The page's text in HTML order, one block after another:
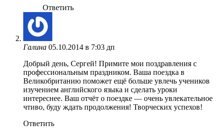
Ответить
Галина 05.10.2014 в 7:03 дп
Добрый день, Сергей! Примите мои поздравления с
профессиональным праздником. Ваша поездка в
Великобританию поможет ещё больше увлечь учеников
изучением английского языка и сделать уроки
интереснее. Ваш отчёт о поездке — очень увлекательное
чтиво, буду ждать продолжения! Творческих успехов!
Ответить